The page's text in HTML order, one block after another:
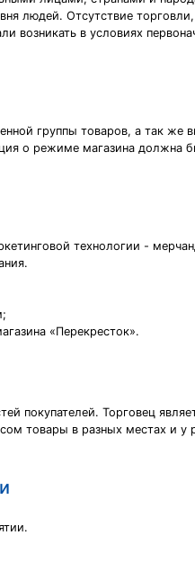
людей. Отсутствие
возникать в условиях
группы товаров, а так же
о режиме магазина должна
технологии -
«Перекресток».
покупателей. Торговец
товары в разных местах и